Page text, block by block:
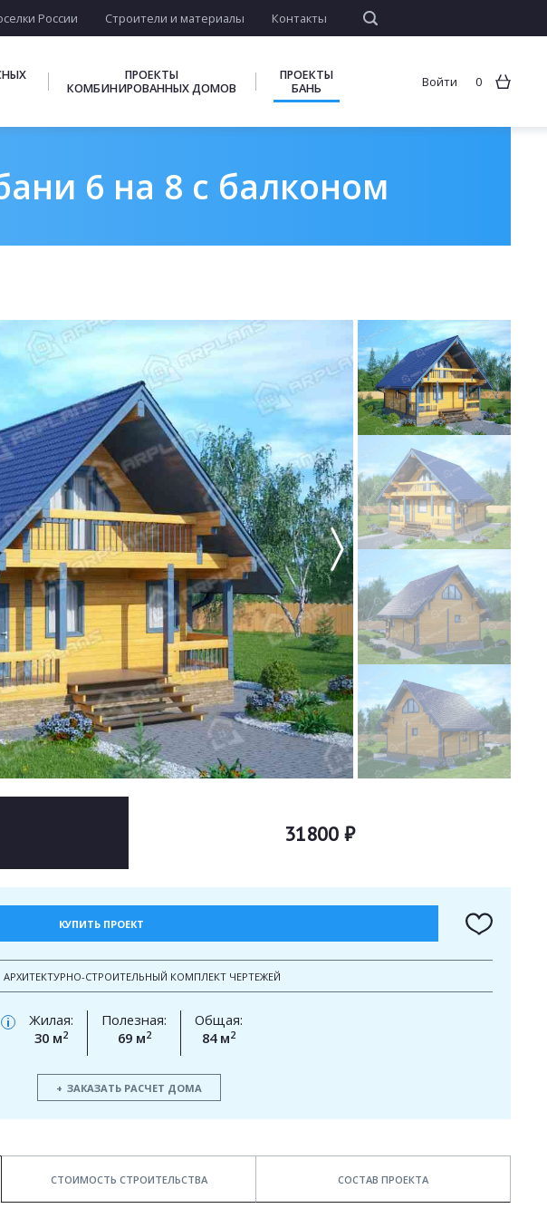
России Строители и материалы Контакты
ПРОЕКТЫ
КОМБИНИРОВАННЫХ ДОМОВ
ПРОЕКТЫ
БАНЬ
Войти 0
6 на 8 с балконом
31800 ₽
КУПИТЬ ПРОЕКТ
АРХИТЕКТУРНО-СТРОИТЕЛЬНЫЙ КОМПЛЕКТ ЧЕРТЕЖЕЙ
i
Жилая:
30 м2
Полезная:
69 м2
Общая:
84 м2
ЗАКАЗАТЬ РАСЧЕТ ДОМА
СТОИМОСТЬ СТРОИТЕЛЬСТВА СОСТАВ ПРОЕКТА